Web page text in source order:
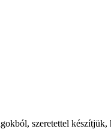
szeretettel